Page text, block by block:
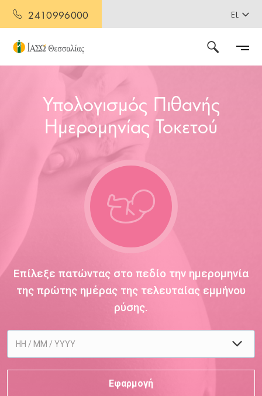
2410996000 EL
Υπολογισμός Πιθανής
Ημερομηνίας Τοκετού
Επίλεξε πατώντας στο πεδίο την ημερομηνία
της πρώτης ημέρας της τελευταίας εμμήνου
ρύσης.